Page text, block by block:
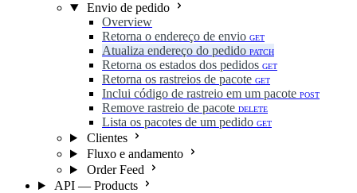
Envio de pedido
Overview
Retorna o endereço de envio GET
Atualiza endereço do pedido PATCH
Retorna os estados dos pedidos GET
Retorna os rastreios de pacote GET
Inclui código de rastreio em um pacote POST
Remove rastreio de pacote DELETE
Lista os pacotes de um pedido GET
Clientes
Fluxo e andamento
Order Feed
API — Products